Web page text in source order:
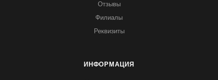
Отзывы
Филиалы
Реквизиты
ИНФОРМАЦИЯ